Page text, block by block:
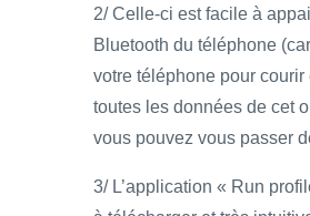
2/ Celle-ci est facile à
Bluetooth du téléphone
votre téléphone pour courir
toutes les données de cet
vous pouvez vous passer
3/ L’application « Run